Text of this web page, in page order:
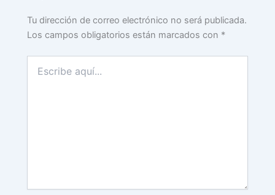
Tu dirección de correo electrónico no será publicada.
Los campos obligatorios están marcados con *
aquí...